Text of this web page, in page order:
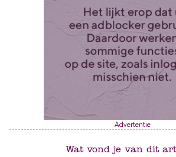
Advertentie
Wat vond je van dit